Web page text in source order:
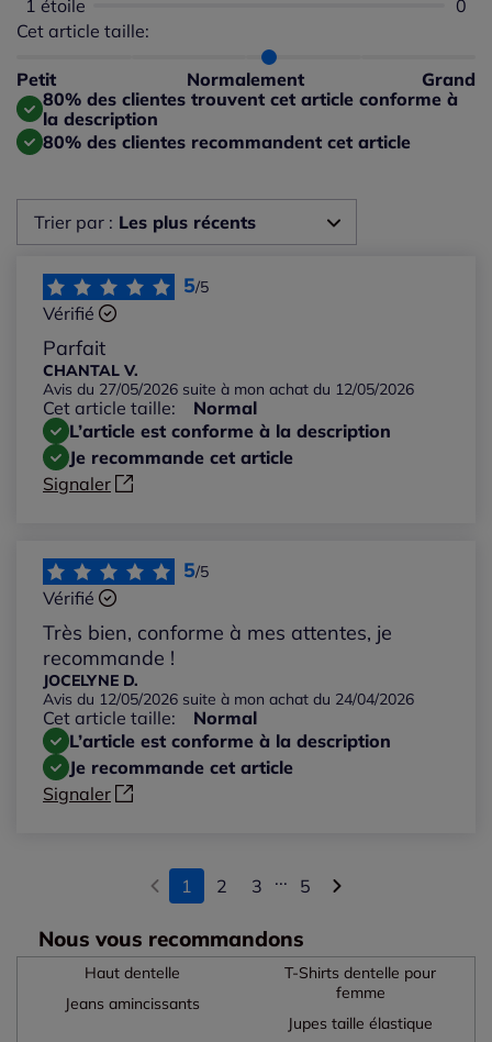
1 étoile
0
Cet article taille:
Petit Normalement Grand
Répartition du taillant selon les avis clients
Taille normalement : 70%
Taille petit : 10%
Taille grand : 20%
80% des clientes trouvent cet article conforme à
la description
80% des clientes recommandent cet article
Trier par : Les plus récents
Les plus récents
Les plus anciens
Notes les plus élevées
Notes les plus basses
5/5
Vérifié
Parfait
CHANTAL V.
Avis du 27/05/2026 suite à mon achat du 12/05/2026
Cet article taille:
Normal
L’article est conforme à la description
Je recommande cet article
Signaler
5/5
Vérifié
Très bien, conforme à mes attentes, je
recommande !
JOCELYNE D.
Avis du 12/05/2026 suite à mon achat du 24/04/2026
Cet article taille:
Normal
L’article est conforme à la description
Je recommande cet article
Signaler
1 2 3 ... 5
Nous vous recommandons
Haut dentelle
Jeans amincissants
T-Shirts dentelle pour
femme
Jupes taille élastique